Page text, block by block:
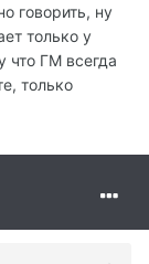
говорить, ну
только у
что ГМ всегда
только